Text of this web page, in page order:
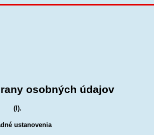
osobných údajov
(I).
ustanovenia